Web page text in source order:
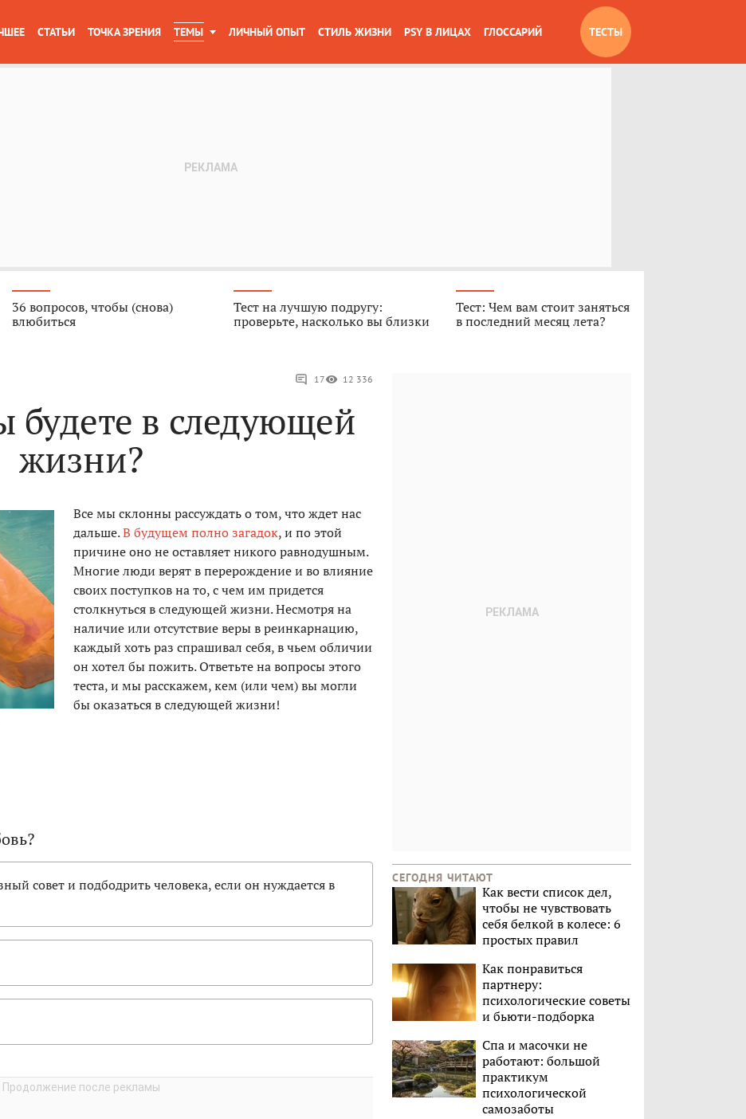
СТАТЬИ ТОЧКА ЗРЕНИЯ ТЕМЫ ЛИЧНЫЙ ОПЫТ СТИЛЬ ЖИЗНИ PSY В ЛИЦАХ ГЛОССАРИЙ ТЕСТЫ
36 вопросов, чтобы (снова)
влюбиться
Тест на лучшую подругу:
проверьте, насколько вы близки
Тест: Чем вам стоит заняться
в последний месяц лета?
17 12 336
будете в следующей
жизни?
Все мы склонны рассуждать о том, что ждет нас
дальше.В будущем полно загадок, и по этой
причине оно не оставляет никого равнодушным.
Многие люди верят в перерождение и во влияние
своих поступков на то, с чем им придется
столкнуться в следующей жизни. Несмотря на
наличие или отсутствие веры в реинкарнацию,
каждый хоть раз спрашивал себя, в чьем обличии
он хотел бы пожить. Ответьте на вопросы этого
теста, и мы расскажем, кем (или чем) вы могли
бы оказаться в следующей жизни!
совет и подбодрить человека, если он нуждается в
СЕГОДНЯ ЧИТАЮТ
Как вести список дел,
чтобы не чувствовать
себя белкой в колесе: 6
простых правил
Как понравиться
партнеру:
психологические советы
и бьюти-подборка
Спа и масочки не
работают: большой
практикум
психологической
самозаботы